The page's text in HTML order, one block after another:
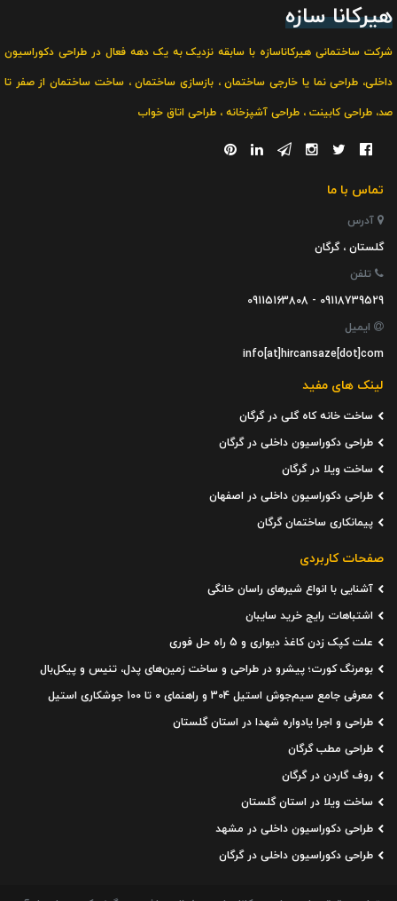
هیرکانا سازه
شرکت ساختمانی هیرکاناسازه با سابقه نزدیک به یک دهه فعال درطراحی دکوراسیون
داخلی، طراحی نما یا خارجی ساختمان، بازسازی ساختمان،ساخت ساختمان از صفر تا
صد، طراحی کابینت ، طراحی آشپزخانه ، طراحی اتاق خواب
تماس با ما
آدرس
گلستان ، گرگان
تلفن
09118739529 - 09115163808
ایمیل
info[at]hircansaze[dot]com
لینک های مفید
ساخت خانه کاه گلی در گرگان
طراحی دکوراسیون داخلی در گرگان
ساخت ویلا در گرگان
طراحی دکوراسیون داخلی در اصفهان
پیمانکاری ساختمان گرگان
صفحات کاربردی
آشنایی با انواع شیرهای راسان خانگی
اشتباهات رایج خرید سایبان
علت کپک زدن کاغذ دیواری و 5 راه حل فوری
بومرنگ کورت؛ پیشرو در طراحی و ساخت زمین‌های پدل، تنیس و پیکل‌بال
معرفی جامع سیم‌جوش استیل 304 و راهنمای 0 تا 100 جوشکاری استیل
طراحی و اجرا یادواره شهدا در استان گلستان
طراحی مطب گرگان
روف گاردن در گرگان
ساخت ویلا در استان گلستان
طراحی دکوراسیون داخلی در مشهد
طراحی دکوراسیون داخلی در گرگان